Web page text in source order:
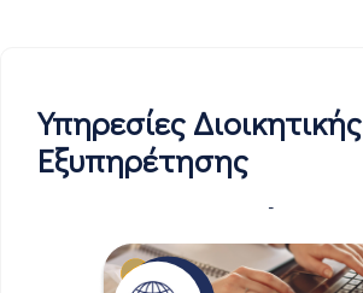
Υπηρεσίες Διοικητικής
Εξυπηρέτησης
-